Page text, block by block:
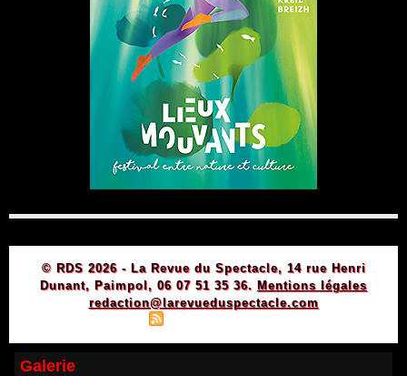
© RDS 2026 - La Revue du Spectacle, 14 rue Henri
Dunant, Paimpol, 06 07 51 35 36. Mentions légales
redaction@larevueduspectacle.com
Galerie